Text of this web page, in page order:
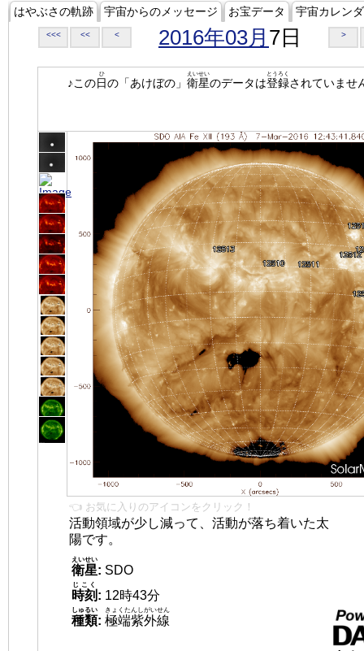
はやぶさの軌跡 宇宙からのメッセージ お宝データ 宇宙カレン
<<< << < 2016年03月 7日 >
♪この日
ひ
の「あけぼの」 衛星
えいせい
のデータは登録
とうろく
されていませ
👈 お気に入りのアイコンをクリック！
活動領域が少し減って、活動が落ち着いた太
陽です。
衛星
えいせい
: SDO
時刻
じこく
: 12時43分
種類
しゅるい
: 極端紫外線
きょくたんしがいせん